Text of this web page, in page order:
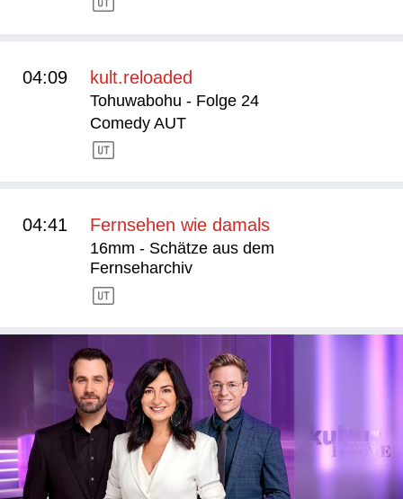
04:09 kult.reloaded
Tohuwabohu - Folge 24
Comedy AUT
04:41 Fernsehen wie damals
16mm - Schätze aus dem
Fernseharchiv